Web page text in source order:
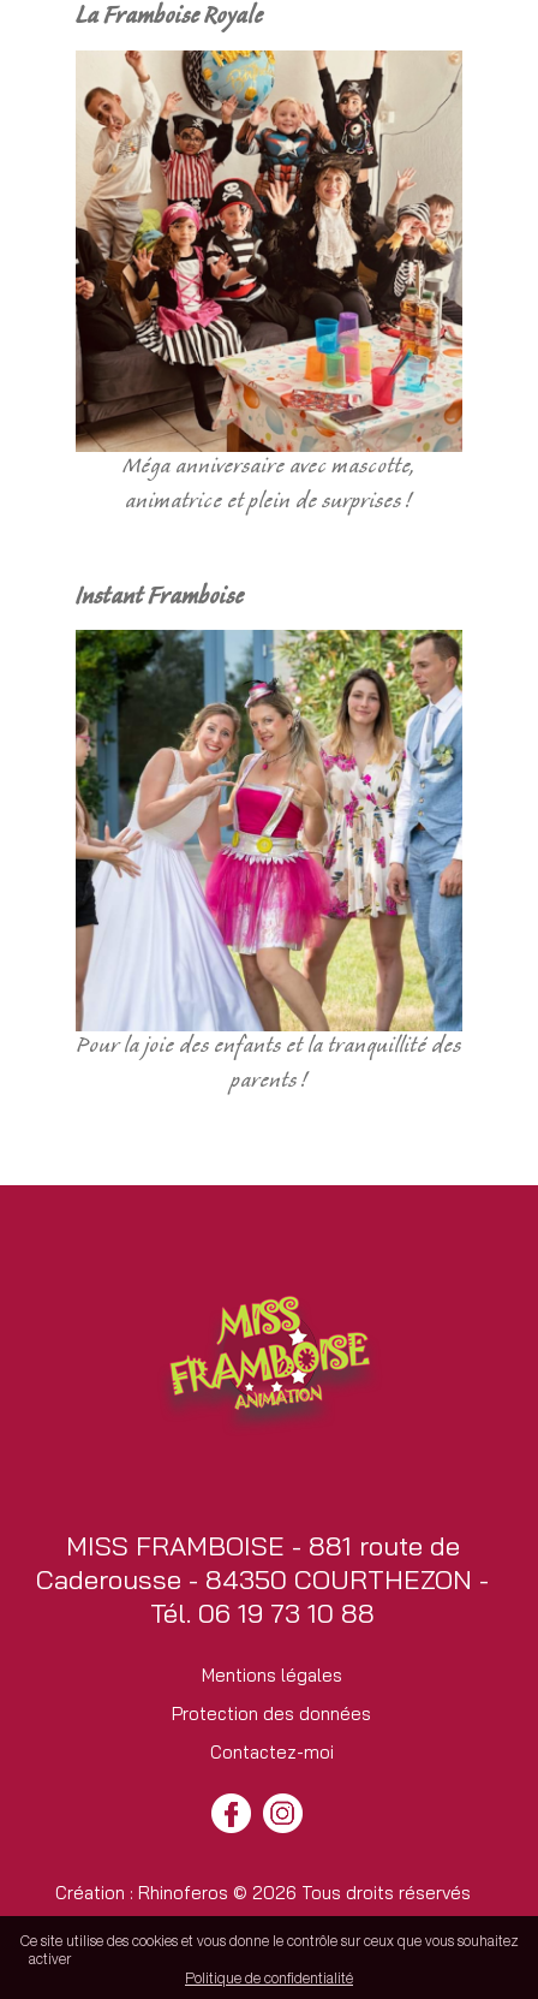
La Framboise Royale
Méga anniversaire avec mascotte,
animatrice et plein de surprises !
Instant Framboise
Pour la joie des enfants et la tranquillité des
parents !
MISS FRAMBOISE - 881 route de
Caderousse - 84350 COURTHEZON -
Tél. 06 19 73 10 88
Mentions légales
Protection des données
Contactez-moi
Création : Rhinoferos © 2026 Tous droits réservés
Ce site utilise des cookies et vous donne le contrôle sur ceux que vous souhaitez
activer
Politique de confidentialité